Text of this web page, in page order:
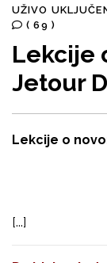
UŽIVO
( 69 )
Lekcije
Jetour
Lekcije o
[...]